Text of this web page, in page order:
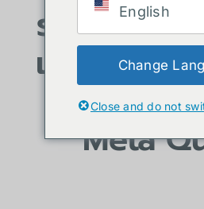
รายละเอีย
เด่นและบริ
ขอ
Meta
English
Change
Close and do not